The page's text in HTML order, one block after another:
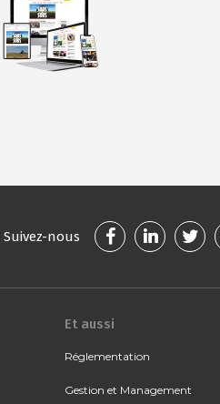
Suivez-nous
Et aussi
Réglementation
Gestion et Management